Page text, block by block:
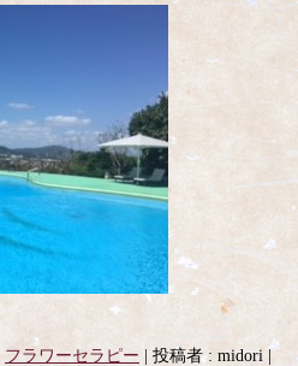
フラワーセラピー 投稿者 : midori